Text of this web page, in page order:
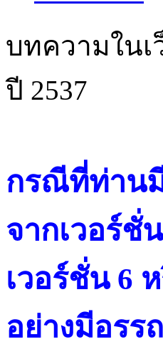
บทความใน
ปี 2537
กรณีที่ท่าน
จากเวอร์ชั่
เวอร์ชั่น 6
อย่างมีอรร